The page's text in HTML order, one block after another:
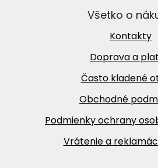
Všetko o
Kontakty
Doprava a
Často kladené
Obchodné
Podmienky ochrany
Vrátenie a